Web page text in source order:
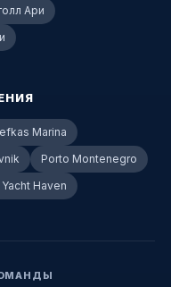
Ари
Marina
Porto Montenegro
Haven